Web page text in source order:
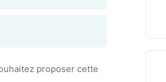
proposer cette